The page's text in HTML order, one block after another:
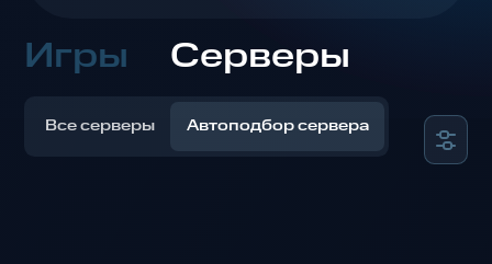
Игры Серверы
Все серверы Автоподбор сервера